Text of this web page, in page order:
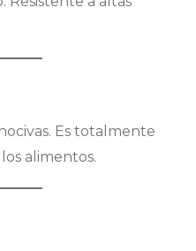
Es totalmente
alimentos.